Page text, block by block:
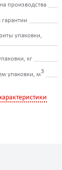
производства
гарантии
упаковки,
кг
упаковки, м3